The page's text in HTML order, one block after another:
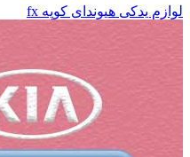
لوازم یدکی هیوندای کوپه fx